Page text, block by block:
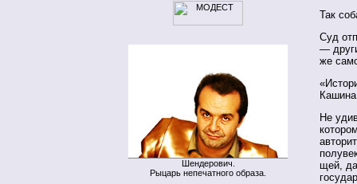
Шендерович.
Рыцарь непечатного образа.
Так
Суд
—
же
Не
щей,